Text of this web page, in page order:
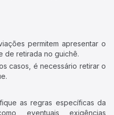
permitem apresentar o
de retirada no guichê.
casos, é necessário retirar o
as regras específicas da
eventuais exigências